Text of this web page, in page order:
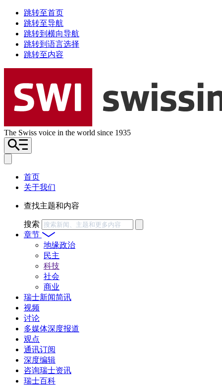
跳转至首页
跳转至导航
跳转到横向导航
跳转到语言选择
跳转至内容
The Swiss voice in the world since 1935
首页
关于我们
查找主题和内容
搜索
章节
地缘政治
民主
科技
社会
商业
瑞士新闻简讯
视频
讨论
多媒体深度报道
观点
通讯订阅
深度编辑
咨询瑞士资讯
瑞士百科